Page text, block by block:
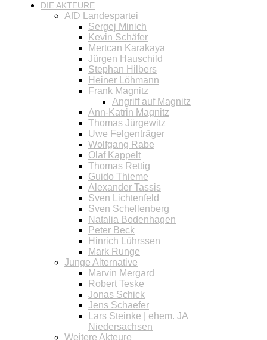
DIE AKTEURE
AfD Landespartei
Sergej Minich
Kevin Schäfer
Mertcan Karakaya
Jürgen Hauschild
Stephan Hilbers
Heiner Löhmann
Frank Magnitz
Angriff auf Magnitz
Ann-Katrin Magnitz
Thomas Jürgewitz
Uwe Felgenträger
Wolfgang Rabe
Olaf Kappelt
Thomas Rettig
Guido Thieme
Alexander Tassis
Sven Lichtenfeld
Sven Schellenberg
Natalia Bodenhagen
Peter Beck
Hinrich Lührssen
Mark Runge
Junge Alternative
Marvin Mergard
Robert Teske
Jonas Schick
Jens Schaefer
Lars Steinke | ehem. JA
Niedersachsen
Weitere Akteure